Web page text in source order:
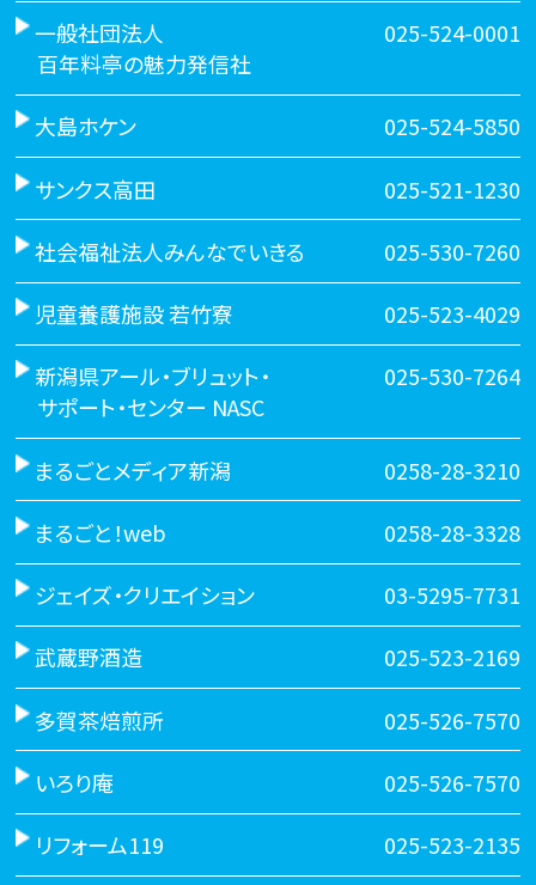
一般社団法人
百年料亭の魅力発信社
025-524-0001
大島ホケン 025-524-5850
サンクス高田 025-521-1230
社会福祉法人みんなでいきる 025-530-7260
児童養護施設 若竹寮 025-523-4029
新潟県アール・ブリュット・
サポート・センター NASC
025-530-7264
まるごとメディア新潟 0258-28-3210
まるごと！web 0258-28-3328
ジェイズ・クリエイション 03-5295-7731
武蔵野酒造 025-523-2169
多賀茶焙煎所 025-526-7570
いろり庵 025-526-7570
リフォーム119 025-523-2135